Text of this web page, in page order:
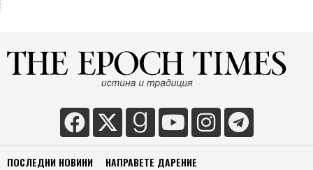
ПОСЛЕДНИ НОВИНИ НАПРАВЕТЕ ДАРЕНИЕ